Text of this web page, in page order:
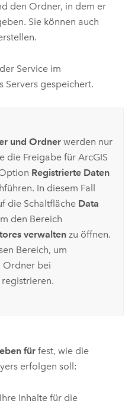
den Ordner, in dem er
Sie können auch
Service im
Servers gespeichert.
und Ordnerwerden nur
die Freigabe für ArcGIS
Registrierte Daten
In diesem Fall
die Schaltfläche Data
den Bereich
verwaltenzu öffnen.
Bereich, um
Ordner bei
fürfest, wie die
erfolgen soll:
Inhalte für die